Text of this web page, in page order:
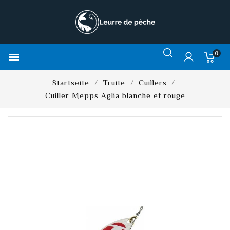
 0
Startseite Truite
Cuillers
Cuiller Mepps Aglia blanche et rouge